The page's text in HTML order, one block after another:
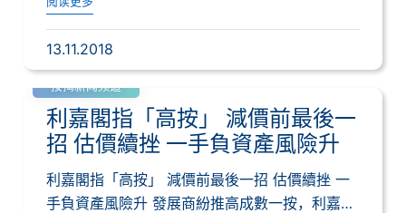
13.11.2018
按揭新闻频道
利嘉閣指「高按」 減價前最後一
招 估價續挫 一手負資產風險升
利嘉閣指「高按」 減價前最後一招 估價續挫 一
手負資產風險升 發展商紛推高成數一按，利嘉